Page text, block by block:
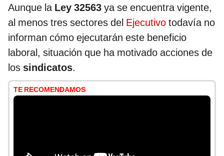
Aunque la Ley 32563 ya se encuentra vigente,
al menos tres sectores del Ejecutivo todavía no
informan cómo ejecutarán este beneficio
laboral, situación que ha motivado acciones de
los sindicatos.
TE RECOMENDAMOS